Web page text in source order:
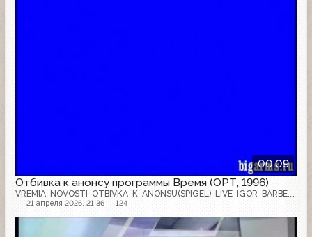
00:09
Отбивка к анонсу программы Время (ОРТ, 1996)
VREMIA-NOVOSTI-OTBIVKA-K-ANONSU(SPIGEL)-LIVE-IGOR-BARBE.mpg
21 апреля 2026, 21:36 124